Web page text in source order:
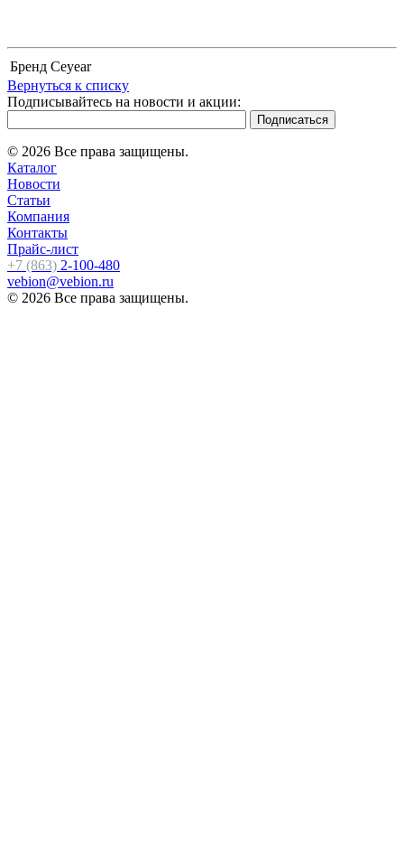
Бренд Ceyear
Вернуться к списку
Подписывайтесь на новости и акции:
© 2026 Все права защищены.
Каталог
Новости
Статьи
Компания
Контакты
Прайс-лист
+7 (863) 2-100-480
vebion@vebion.ru
© 2026 Все права защищены.